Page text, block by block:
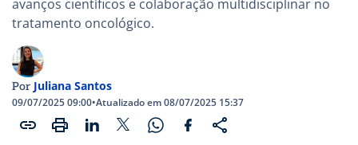
avanços científicos e colaboração multidisciplinar no
tratamento oncológico.
Por Juliana Santos
09/07/2025 09:00•Atualizado em 08/07/2025 15:37